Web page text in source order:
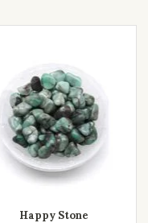
Happy Stone